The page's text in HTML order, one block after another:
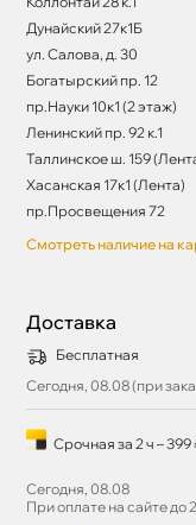
Дунайский 27к1Б
ул. Салова, д. 30
Богатырский пр. 12
пр.Науки 10к1 (2 этаж)
Ленинский пр. 92 к.1
Таллинское ш. 159
Хасанская 17к1 (Лента)
пр.Просвещения 72
Смотреть наличие на
Доставка
Бесплатная
Сегодня, 08.08 (при
Срочная за 2 ч – 399
Сегодня, 08.08
При оплате на сайте до